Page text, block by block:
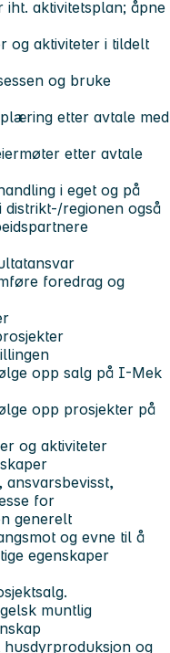
iht. aktivitetsplan; åpne
og aktiviteter i tildelt
og bruke
etter avtale med
etter avtale
i eget og på
regionen også
foredrag og
opp salg på I-Mek
opp prosjekter på
og aktiviteter
ansvarsbevisst,
for
generelt
og evne til å
egenskaper
muntlig
husdyrproduksjon og